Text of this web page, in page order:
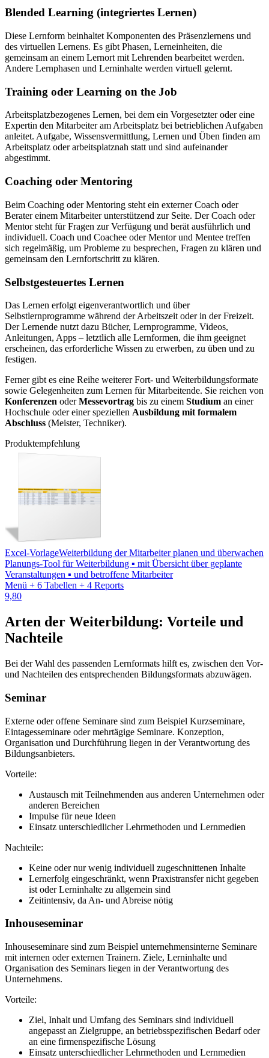
Blended Learning (integriertes Lernen)
Diese Lernform beinhaltet Komponenten des Präsenzlernens und
des virtuellen Lernens. Es gibt Phasen, Lerneinheiten, die
gemeinsam an einem Lernort mit Lehrenden bearbeitet werden.
Andere Lernphasen und Lerninhalte werden virtuell gelernt.
Training oder Learning on the Job
Arbeitsplatzbezogenes Lernen, bei dem ein Vorgesetzter oder eine
Expertin den Mitarbeiter am Arbeitsplatz bei betrieblichen Aufgaben
anleitet. Aufgabe, Wissensvermittlung, Lernen und Üben finden am
Arbeitsplatz oder arbeitsplatznah statt und sind aufeinander
abgestimmt.
Coaching oder Mentoring
Beim Coaching oder Mentoring steht ein externer Coach oder
Berater einem Mitarbeiter unterstützend zur Seite. Der Coach oder
Mentor steht für Fragen zur Verfügung und berät ausführlich und
individuell. Coach und Coachee oder Mentor und Mentee treffen
sich regelmäßig, um Probleme zu besprechen, Fragen zu klären und
gemeinsam den Lernfortschritt zu klären.
Selbstgesteuertes Lernen
Das Lernen erfolgt eigenverantwortlich und über
Selbstlernprogramme während der Arbeitszeit oder in der Freizeit.
Der Lernende nutzt dazu Bücher, Lernprogramme, Videos,
Anleitungen, Apps – letztlich alle Lernformen, die ihm geeignet
erscheinen, das erforderliche Wissen zu erwerben, zu üben und zu
festigen.
Ferner gibt es eine Reihe weiterer Fort- und Weiterbildungsformate
sowie Gelegenheiten zum Lernen für Mitarbeitende. Sie reichen von
Konferenzen oderMessevortrag bis zu einem Studium an einer
Hochschule oder einer speziellen Ausbildung mit formalem
Abschluss (Meister, Techniker).
Produktempfehlung
Excel-VorlageWeiterbildung der Mitarbeiter planen und überwachen
Planungs-Tool für Weiterbildung ▪ mit Übersicht über geplante
Veranstaltungen ▪ und betroffene Mitarbeiter
Menü + 6 Tabellen + 4 Reports
9,80
Arten der Weiterbildung: Vorteile und
Nachteile
Bei der Wahl des passenden Lernformats hilft es, zwischen den Vor-
und Nachteilen des entsprechenden Bildungsformats abzuwägen.
Seminar
Externe oder offene Seminare sind zum Beispiel Kurzseminare,
Eintagesseminare oder mehrtägige Seminare. Konzeption,
Organisation und Durchführung liegen in der Verantwortung des
Bildungsanbieters.
Vorteile:
Austausch mit Teilnehmenden aus anderen Unternehmen oder
anderen Bereichen
Impulse für neue Ideen
Einsatz unterschiedlicher Lehrmethoden und Lernmedien
Nachteile:
Keine oder nur wenig individuell zugeschnittenen Inhalte
Lernerfolg eingeschränkt, wenn Praxistransfer nicht gegeben
ist oder Lerninhalte zu allgemein sind
Zeitintensiv, da An- und Abreise nötig
Inhouseseminar
Inhouseseminare sind zum Beispiel unternehmensinterne Seminare
mit internen oder externen Trainern. Ziele, Lerninhalte und
Organisation des Seminars liegen in der Verantwortung des
Unternehmens.
Vorteile:
Ziel, Inhalt und Umfang des Seminars sind individuell
angepasst an Zielgruppe, an betriebsspezifischen Bedarf oder
an eine firmenspezifische Lösung
Einsatz unterschiedlicher Lehrmethoden und Lernmedien